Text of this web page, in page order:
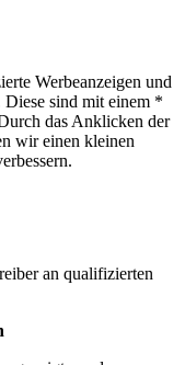
Werbeanzeigen und
sind mit einem *
das Anklicken der
wir einen kleinen
an qualifizierten